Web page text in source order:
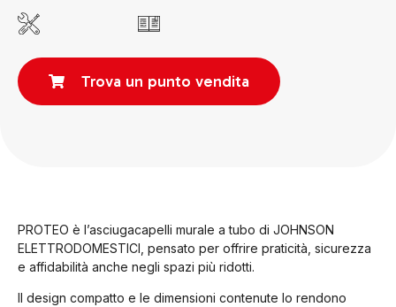
Trova un punto vendita
PROTEO è l’asciugacapelli murale a tubo di JOHNSON
ELETTRODOMESTICI, pensato per offrire praticità, sicurezza
e affidabilità anche negli spazi più ridotti.
Il design compatto e le dimensioni contenute lo rendono